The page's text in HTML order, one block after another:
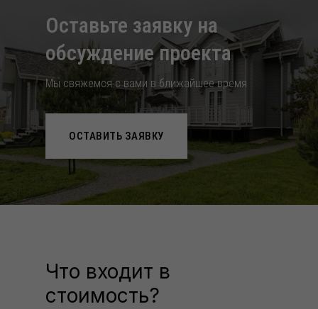
Оставьте заявку на
обcуждение проекта
Мы свяжемся с вами в ближайшее время
ОСТАВИТЬ ЗАЯВКУ
Что входит в
стоимость?